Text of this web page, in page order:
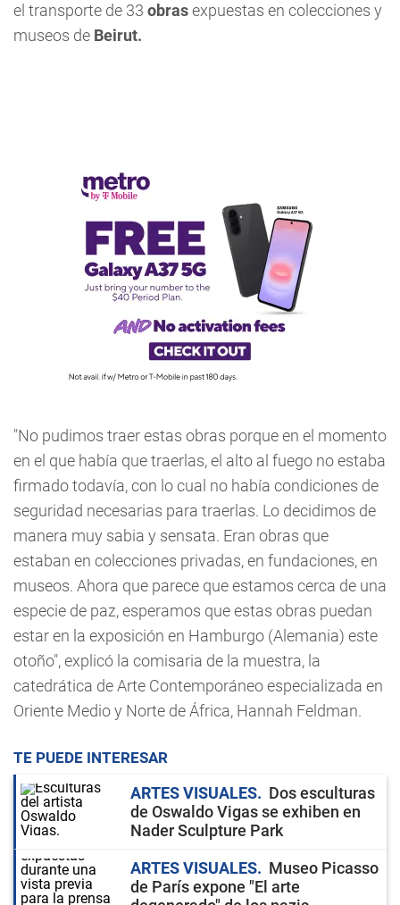
el transporte de 33 obrasexpuestas en colecciones y
museos de Beirut.
"No pudimos traer estas obras porque en el momento
en el que había que traerlas, el alto al fuego no estaba
firmado todavía, con lo cual no había condiciones de
seguridad necesarias para traerlas. Lo decidimos de
manera muy sabia y sensata. Eran obras que
estaban en colecciones privadas, en fundaciones, en
museos. Ahora que parece que estamos cerca de una
especie de paz, esperamos que estas obras puedan
estar en la exposición en Hamburgo (Alemania) este
otoño", explicó la comisaria de la muestra, la
catedrática de Arte Contemporáneo especializada en
Oriente Medio y Norte de África, Hannah Feldman.
TE PUEDE INTERESAR
ARTES VISUALES
Dos esculturas
de Oswaldo Vigas se exhiben en
Nader Sculpture Park
ARTES VISUALES
Museo Picasso
de París expone "El arte